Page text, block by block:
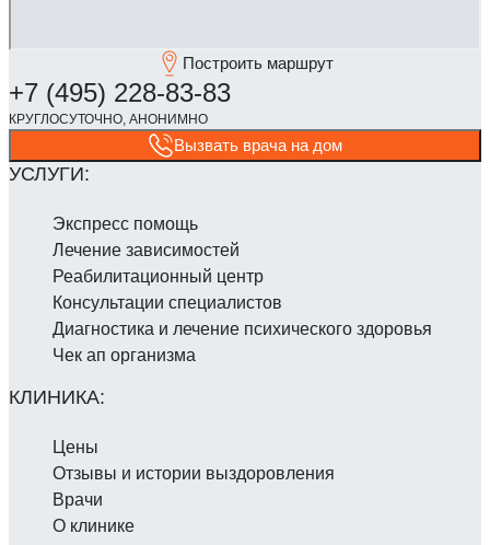
Построить маршрут
Вызвать врача на дом
Экспресс помощь
Лечение зависимостей
Реабилитаци­онный центр
Консультации специалистов
Диагностика и лечение психического здоровья
Чек ап организма
Цены
Отзывы и истории выздоровления
Врачи
О клинике